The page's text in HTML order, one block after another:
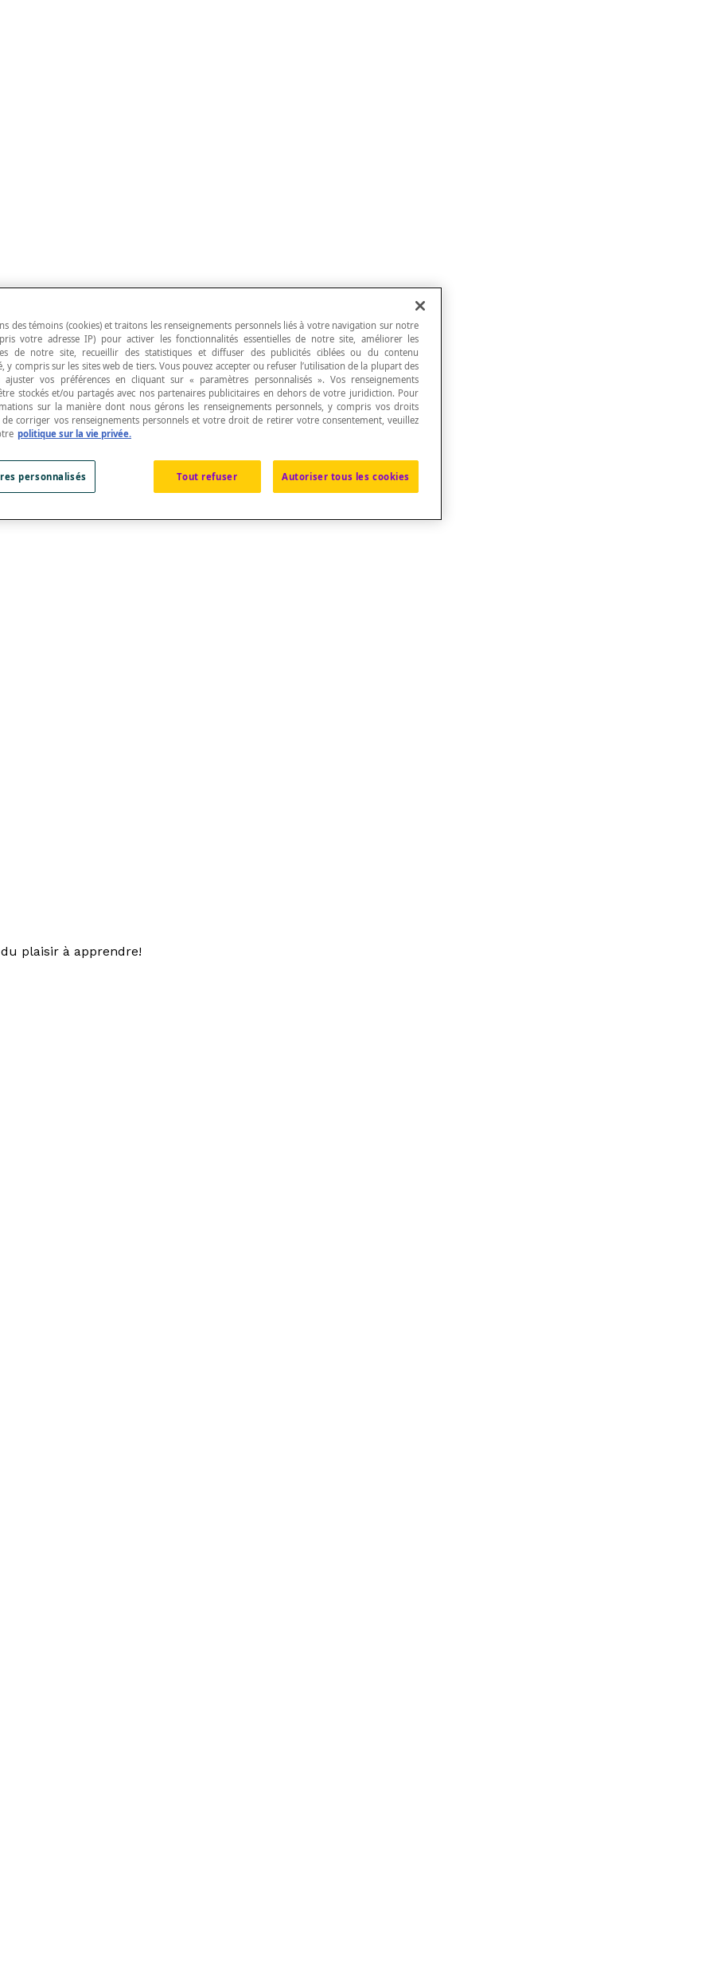
plaisir à apprendre!
des témoins (cookies) et traitons les renseignements personnels liés à votre navigation sur notre
votre adresse IP) pour activer les fonctionnalités essentielles de notre site, améliorer les
de notre site, recueillir des statistiques et diffuser des publicités ciblées ou du contenu
y compris sur les sites web de tiers. Vous pouvez accepter ou refuser l’utilisation de la plupart des
vos préférences en cliquant sur « paramètres personnalisés ». Vos renseignements
stockés et/ou partagés avec nos partenaires publicitaires en dehors de votre juridiction. Pour
sur la manière dont nous gérons les renseignements personnels, y compris vos droits
de corriger vos renseignements personnels et votre droit de retirer votre consentement, veuillez
politique sur la vie privée.
Tout refuser Autoriser tous les cookies
personnalisés